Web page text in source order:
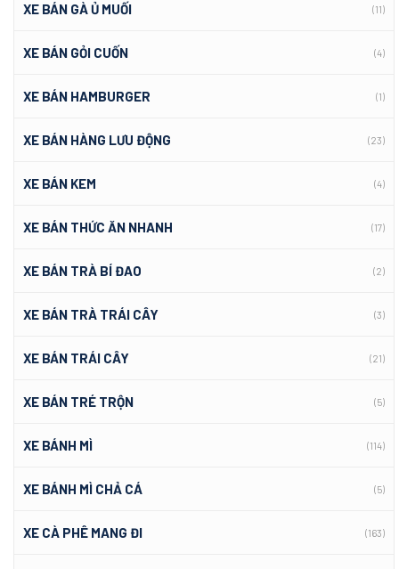
XE BÁN GÀ Ủ MUỐI (11)
XE BÁN GỎI CUỐN (4)
XE BÁN HAMBURGER (1)
XE BÁN HÀNG LƯU ĐỘNG (23)
XE BÁN KEM (4)
XE BÁN THỨC ĂN NHANH (17)
XE BÁN TRÀ BÍ ĐAO (2)
XE BÁN TRÀ TRÁI CÂY (3)
XE BÁN TRÁI CÂY (21)
XE BÁN TRÉ TRỘN (5)
XE BÁNH MÌ (114)
XE BÁNH MÌ CHẢ CÁ (5)
XE CÀ PHÊ MANG ĐI (163)